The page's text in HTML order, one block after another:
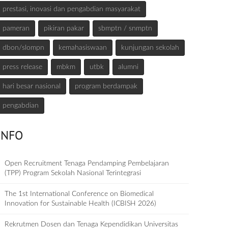
prestasi, inovasi dan pengabdian masyarakat
pameran pikiran pakar sbmptn / snmptn
dbon/slompn kemahasiswaan kunjungan sekolah
press release mbkm utbk alumni
hari besar nasional program berdampak
pengabdian
Open Recruitment Tenaga Pendamping Pembelajaran
(TPP) Program Sekolah Nasional Terintegrasi
The 1st International Conference on Biomedical
Innovation for Sustainable Health (ICBISH 2026)
Rekrutmen Dosen dan Tenaga Kependidikan Universitas